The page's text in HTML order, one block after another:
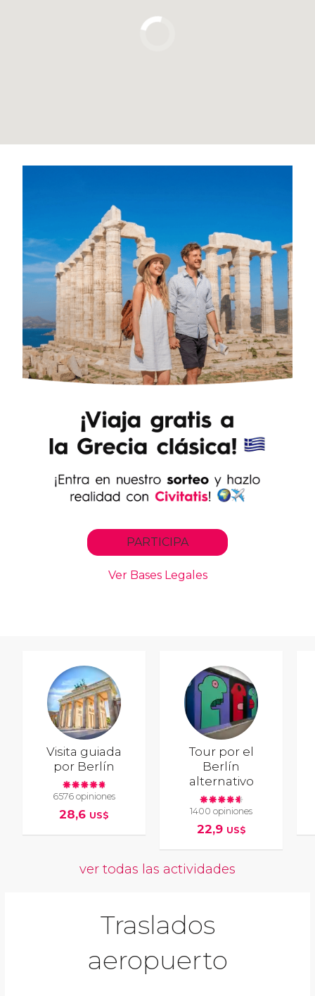
Visita guiada
por Berlín
6576 opiniones
28,6 US$
Tour por el
Berlín
alternativo
1400 opiniones
22,9 US$
ver todas las actividades
Traslados
aeropuerto